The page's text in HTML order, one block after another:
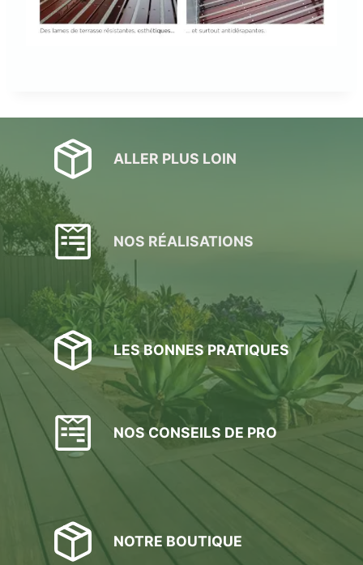
ALLER PLUS LOIN
NOS RÉALISATIONS
LES BONNES PRATIQUES
NOS CONSEILS DE PRO
NOTRE BOUTIQUE